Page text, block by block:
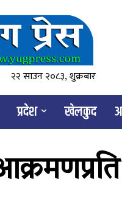
२२ साउन २०८३, शुक्रबार
प्रदेश खेलकुद